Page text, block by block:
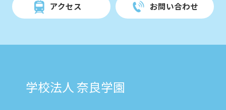
アクセス お問い合わせ
学校法人 奈良学園